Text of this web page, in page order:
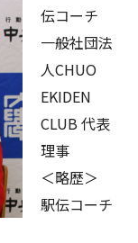
伝コーチ
一般社団法
人CHUO
EKIDEN
CLUB 代表
理事
＜略歴＞
駅伝コーチ